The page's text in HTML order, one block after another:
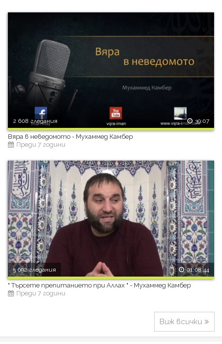
2 608 гледания 39:07
Вяра в неведомото - Мухаммед Камбер
Преди 7 години
5 692 гледания 01:08:44
" Търсете препитанието при Аллах " - Мухаммед Камбер
Преди 7 години
Виж всички